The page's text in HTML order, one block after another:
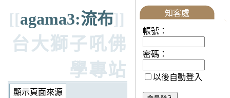
[[agama3:流布]]
台大獅子吼佛
學專站
知客處
帳號：
密碼：
以後自動登入